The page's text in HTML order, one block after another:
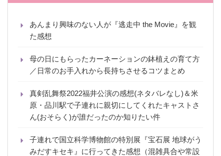
あんまり興味のない人が『逃走中 the Movie』を観
た感想
母の日にもらったカーネーションの鉢植えの育て方
／日常のお手入れから長持ちさせるコツまとめ
真剣乱舞祭2022福井公演の感想(ネタバレなし)＆米
原・品川駅で子連れに親切にしてくれたキャストさ
ん(おそらく)が誰だったのか知りたい件
子連れで国立科学博物館の特別展『宝石展 地球がう
みだすキセキ』に行ってきた感想（混雑具合や常設